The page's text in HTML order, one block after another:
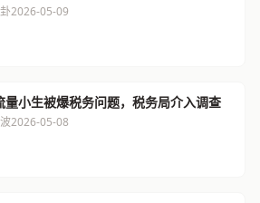
2026-05-09
量小生被爆税务问题，税务局介入调查
2026-05-08